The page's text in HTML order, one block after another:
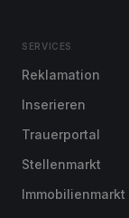
SERVICES
Reklamation
Inserieren
Trauerportal
Stellenmarkt
Immobilienmarkt